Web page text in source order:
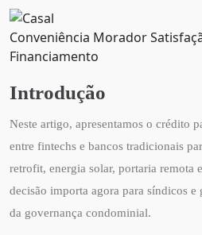
Conveniência Morador
Financiamento
Introdução
Neste artigo, apresentamos o crédito
entre fintechs e bancos tradicionais
retrofit, energia solar, portaria remota
decisão importa agora para síndicos e
da governança condominial.